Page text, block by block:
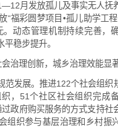
月发放孤儿及事实无人抚
“福彩圆梦项目•孤儿助学工
。动态管理机制持续完善，
稳步提升。
治理创新，城乡治理效能显
范发展。推进122个社会组织
，51个社区社会组织完成
政府购买服务的方式支持社
组织参与基层治理和乡村振